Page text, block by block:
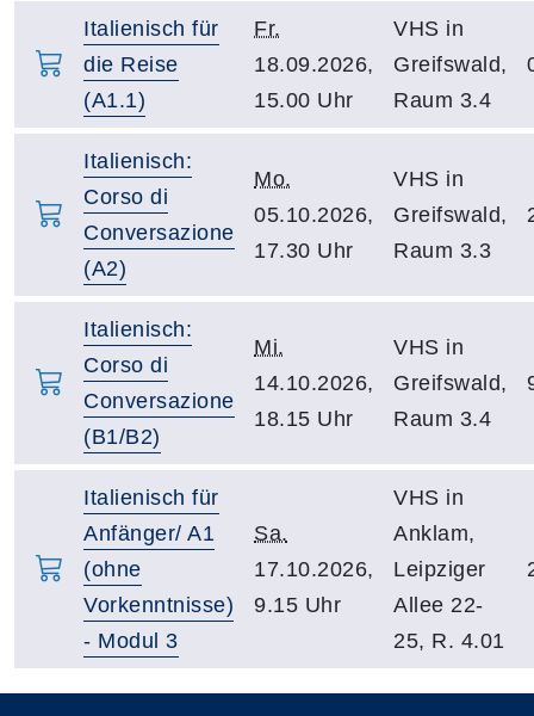
Italienisch für
die Reise
(A1.1)
Fr.
18.09.2026,
15.00 Uhr
VHS in
Greifswald,
Raum 3.4
Italienisch:
Corso di
Conversazione
(A2)
Mo.
05.10.2026,
17.30 Uhr
VHS in
Greifswald,
Raum 3.3
Italienisch:
Corso di
Conversazione
(B1/B2)
Mi.
14.10.2026,
18.15 Uhr
VHS in
Greifswald,
Raum 3.4
Italienisch für
Anfänger/ A1
(ohne
Vorkenntnisse)
- Modul 3
Sa.
17.10.2026,
9.15 Uhr
VHS in
Anklam,
Leipziger
Allee 22-
25, R. 4.01